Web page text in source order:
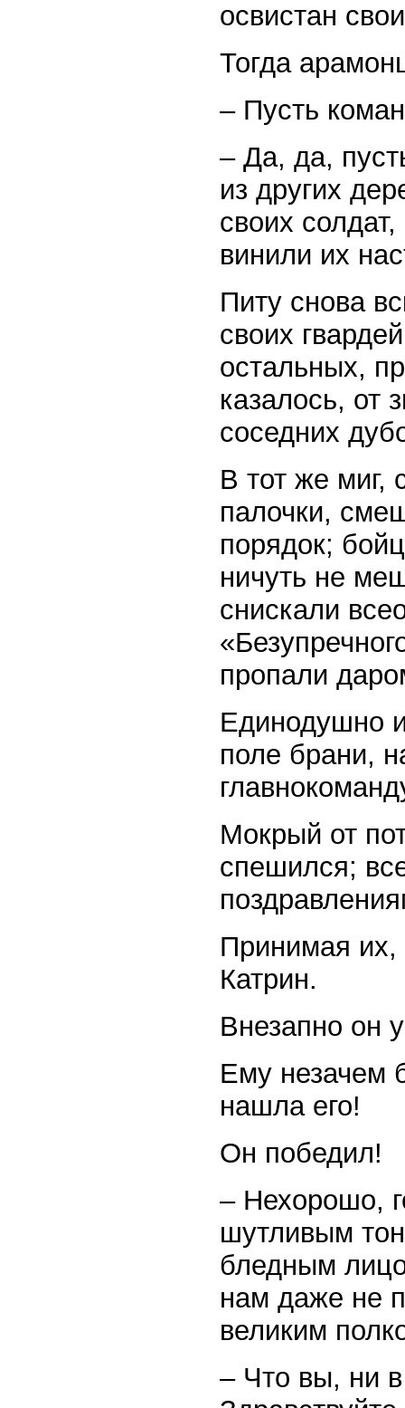
освистан
Тогда
– Пусть
– Да, да,
из других
своих
винили их
Питу снова
своих
остальных,
казалось, от
соседних
В тот же миг,
палочки,
порядок;
ничуть не
снискали
пропали
Единодушно
поле брани,
Мокрый от
спешился;
Принимая их,
Катрин.
Внезапно он
Ему незачем
нашла его!
Он победил!
– Нехорошо,
шутливым
бледным
нам даже не
великим
– Что вы, ни